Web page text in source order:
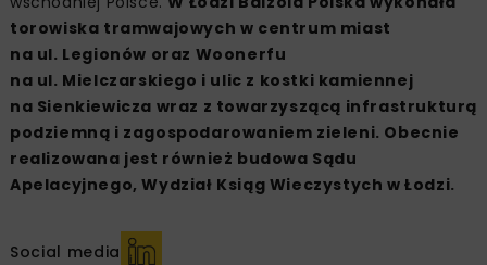
torowiska tramwajowych w centrum miast
na ul. Legionów oraz Woonerfu
na ul. Mielczarskiego i ulic z kostki kamiennej
na Sienkiewicza wraz z towarzyszącą infrastrukturą
podziemną i zagospodarowaniem zieleni. Obecnie
realizowana jest również budowa Sądu
Apelacyjnego, Wydział Ksiąg Wieczystych w Łodzi.
Social media